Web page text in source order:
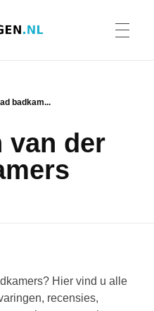
badkam...
van der
Hier vind u alle
recensies,